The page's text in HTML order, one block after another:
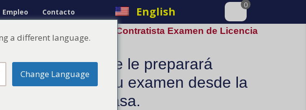
Empleo Contacto English
0
vamos a pasar su A / C Contratista Examen de Licencia
curso online le preparará
para su examen desde la
de su casa.
a different language.
Change Language